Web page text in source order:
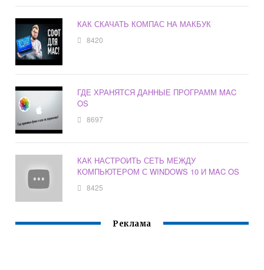
КАК СКАЧАТЬ КОМПАС НА МАКБУК
8420
ГДЕ ХРАНЯТСЯ ДАННЫЕ ПРОГРАММ MAC
OS
8697
КАК НАСТРОИТЬ СЕТЬ МЕЖДУ
КОМПЬЮТЕРОМ С WINDOWS 10 И MAC OS
8425
Реклама